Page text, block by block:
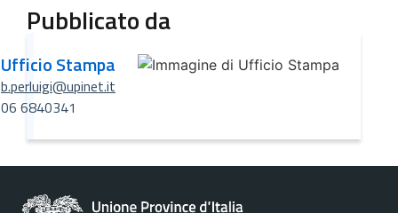
Pubblicato da
Ufficio Stampa
b.perluigi@upinet.it
06 6840341